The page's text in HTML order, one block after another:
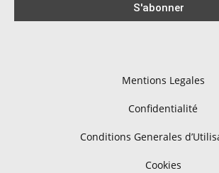
Mentions Legales
Confidentialité
Conditions Generales
Cookies